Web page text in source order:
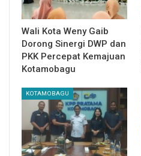
Wali Kota Weny Gaib
Dorong Sinergi DWP dan
PKK Percepat Kemajuan
Kotamobagu
KOTAMOBAGU